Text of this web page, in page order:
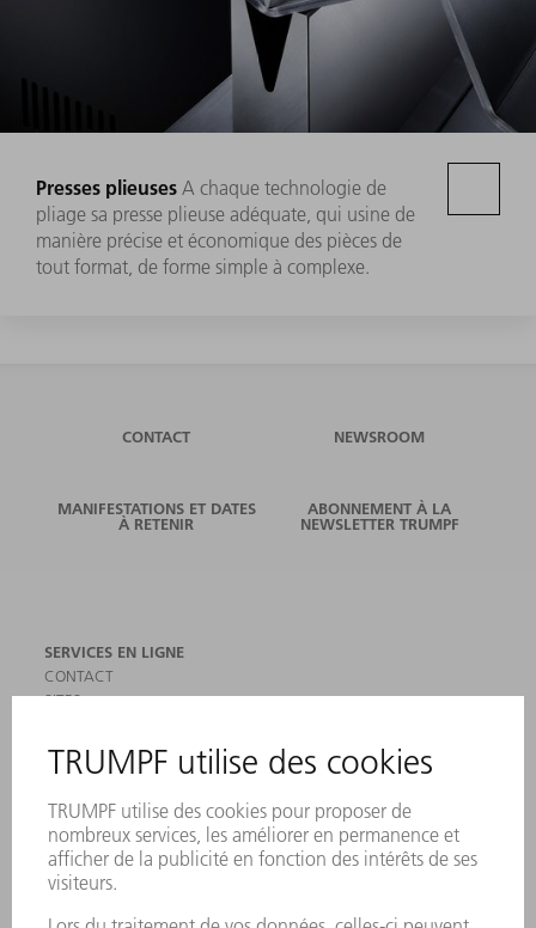
Presses plieuses A chaque technologie de
pliage sa presse plieuse adéquate, qui usine de
manière précise et économique des pièces de
tout format, de forme simple à complexe.
CONTACT NEWSROOM
MANIFESTATIONS ET DATES
À RETENIR
ABONNEMENT À LA
NEWSLETTER TRUMPF
SERVICES EN LIGNE
CONTACT
SITES
INSCRIPTION À LA NEWSLETTER
MYTRUMPF
PRODUITS
MACHINES & SYSTÈMES
LASER
ELECTRONIQUE DE PUISSANCE
OUTILS ÉLECTRIQUES